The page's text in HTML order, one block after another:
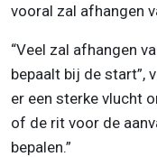
vooral zal afhangen
“Veel zal afhangen
bepaalt bij de start”,
er een sterke vlucht
of de rit voor de
bepalen.”